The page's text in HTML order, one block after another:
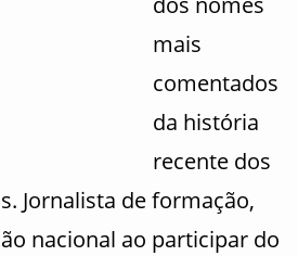
mais
comentados
da história
recente dos
Jornalista de formação,
nacional ao participar do